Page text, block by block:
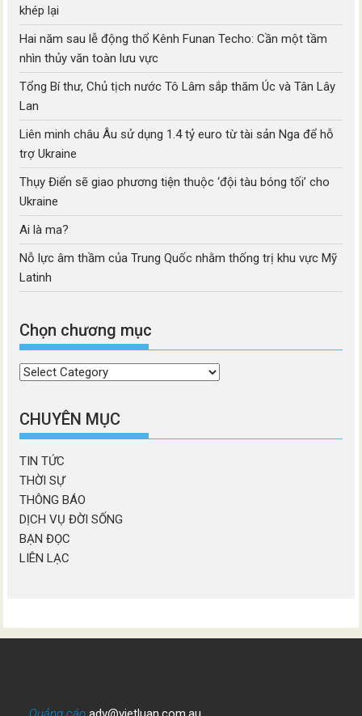
khép lại
Hai năm sau lễ động thổ Kênh Funan Techo: Cần một tầm
nhìn thủy văn toàn lưu vực
Tổng Bí thư, Chủ tịch nước Tô Lâm sắp thăm Úc và Tân Lây
Lan
Liên minh châu Âu sử dụng 1.4 tỷ euro từ tài sản Nga để hỗ
trợ Ukraine
Thụy Điển sẽ giao phương tiện thuộc ‘đội tàu bóng tối’ cho
Ukraine
Ai là ma?
Nỗ lực âm thầm của Trung Quốc nhằm thống trị khu vực Mỹ
Latinh
Chọn chương mục
Chọn
mục
CHUYÊN MỤC
TIN TỨC
THỜI SỰ
THÔNG BÁO
DỊCH VỤ ĐỜI SỐNG
BẠN ĐỌC
LIÊN LẠC